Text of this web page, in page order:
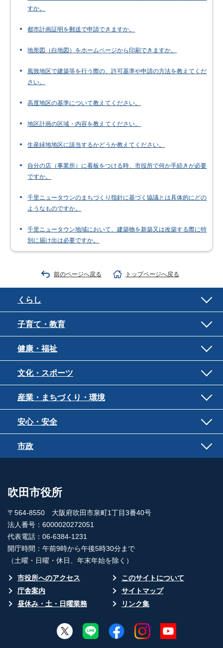
すか。
都市計画証明を郵送で申請できますか。
地形図（白地図）をホームページから印刷できますか。
風致地区で建築等を行う際の、許可基準や申請の方法を教えてくだ
さい。
高度地区の基準について教えてください。
地区計画の区域・内容を教えてください。
生産緑地地区に該当するかどうか教えてください。
自分の店（事業所）に看板をつける時、市役所で何か手続きが必要
ですか。
千里ニュータウンのまちづくり指針に基づく協議とは具体的にどの
ようなものですか。
千里ニュータウン地域において、建築物を新築又は改築する際に特
別に届け出は必要ですか。
前のページへ戻る トップページへ戻る
くらし
子育て・教育
健康・福祉
文化・スポーツ
産業・まちづくり・環境
安心・安全
市政
吹田市役所
〒564-8550 大阪府吹田市泉町1丁目3番40号
法人番号：6000020272051
代表電話：06-6384-1231
開庁時間：午前9時から午後5時30分まで
（土曜・日曜・休日、年末年始を除く）
市役所へのアクセス
このサイトについて
庁舎案内
サイトマップ
昼休み・土・日曜業務
リンク集